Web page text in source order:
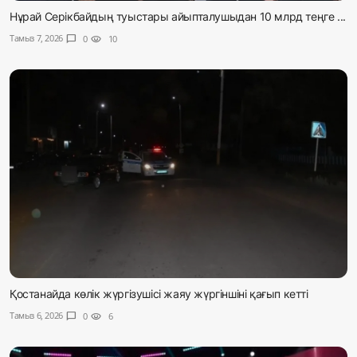
Нұрай Серікбайдың туыстары айыпталушыдан 10 млрд теңге ...
Тамыз 7, 2026 chat_bubble 0 visibility 10
Қостанайда көлік жүргізушісі жаяу жүргіншіні қағып кетті
Тамыз 6, 2026 chat_bubble 0 visibility 6